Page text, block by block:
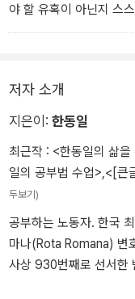
야 할 유혹이 아닌지 스
저자 소개
지은이: 한동일
최근작 : <한동일의 삶
일의 공부법 수업> <[큰
두보기)
공부하는 노동자. 한국
마나(Rota Romana) 변
사상 930번째로 선서한